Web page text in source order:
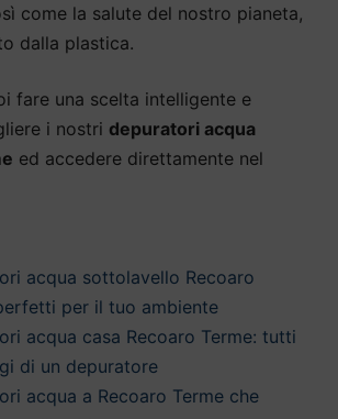
come la salute del nostro pianeta,
dalla plastica.
fare una scelta intelligente e
i nostri depuratori acqua
ed accedere direttamente nel
acqua sottolavello Recoaro
per il tuo ambiente
acqua casa Recoaro Terme: tutti
di un depuratore
acqua a Recoaro Terme che